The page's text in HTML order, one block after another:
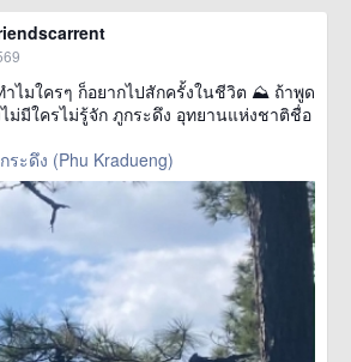
ไมใครๆ ก็อยากไปสักครั้งในชีวิต ⛰️ ถ้าพูด
ม่มีใครไม่รู้จัก ภูกระดึง อุทยานแห่งชาติชื่อ
ะดึง (Phu Kradueng)